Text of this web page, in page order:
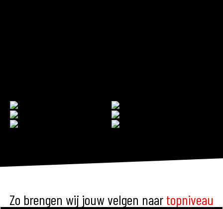
Zo brengen wij jouw velgen naar topniveau